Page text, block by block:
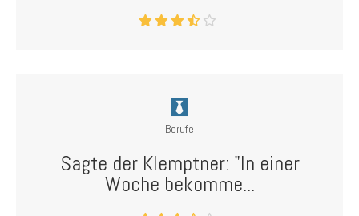
Berufe
Sagte der Klemptner: "In einer
Woche bekomme...